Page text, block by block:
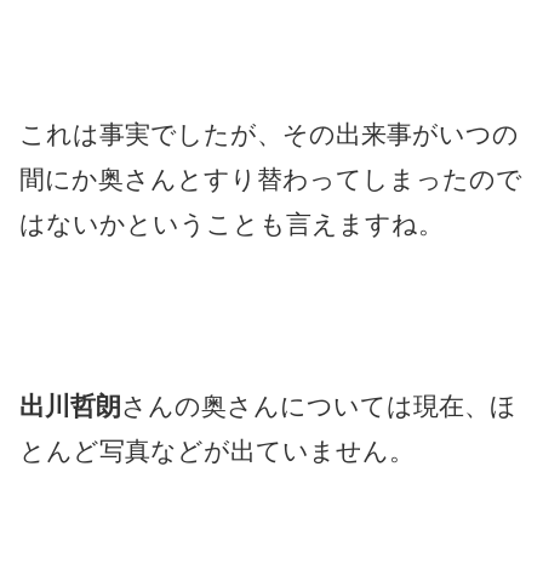
これは事実でしたが、その出来事がいつの
間にか奥さんとすり替わってしまったので
はないかということも言えますね。
出川哲朗 さんの奥さんについては現在、ほ
とんど写真などが出ていません。